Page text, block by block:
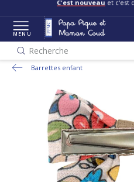
C'est nouveau et c'est
MENU
Recherche
Barrettes enfant